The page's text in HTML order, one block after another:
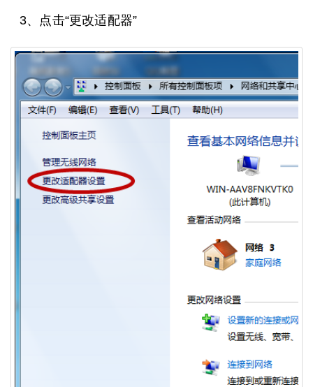
3、点击“更改适配器”